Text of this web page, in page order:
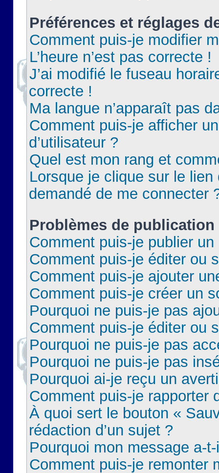
Préférences et réglages
Comment puis-je modifier
L’heure n’est pas correcte !
J’ai modifié le fuseau
correcte !
Ma langue n’apparaît pas
Comment puis-je afficher
d’utilisateur ?
Quel est mon rang et
Lorsque je clique sur le lien
demandé de me connecter
Problèmes de publication
Comment puis-je publier
Comment puis-je éditer ou
Comment puis-je ajouter
Comment puis-je créer un
Pourquoi ne puis-je pas
Comment puis-je éditer ou
Pourquoi ne puis-je pas
Pourquoi ne puis-je pas
Pourquoi ai-je reçu un
Comment puis-je rapporter
À quoi sert le bouton «
rédaction d’un sujet ?
Pourquoi mon message a-
Comment puis-je remonter